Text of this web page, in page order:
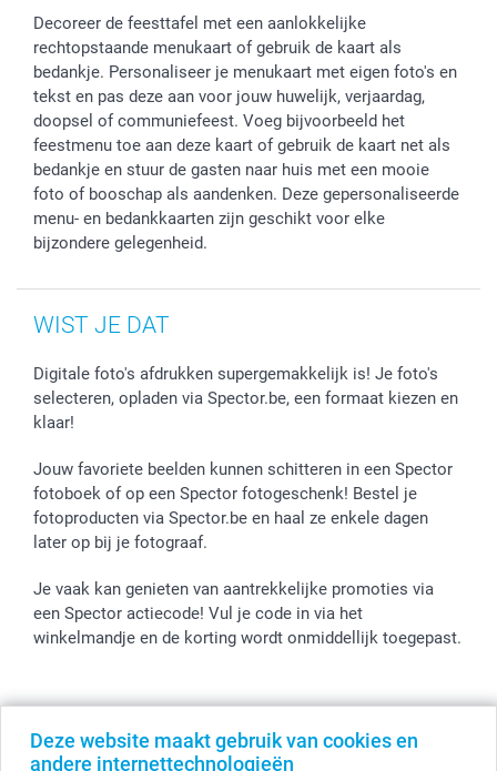
Deze website maakt gebruik van cookies en
andere internettechnologieën
Decoreer de feesttafel met een aanlokkelijke
rechtopstaande menukaart of gebruik de kaart als
bedankje. Personaliseer je menukaart met eigen foto's en
tekst en pas deze aan voor jouw huwelijk, verjaardag,
doopsel of communiefeest. Voeg bijvoorbeeld het
feestmenu toe aan deze kaart of gebruik de kaart net als
bedankje en stuur de gasten naar huis met een mooie
foto of booschap als aandenken. Deze gepersonaliseerde
menu- en bedankkaarten zijn geschikt voor elke
bijzondere gelegenheid.
WIST JE DAT
Digitale foto's afdrukken supergemakkelijk is! Je foto's
selecteren, opladen via Spector.be, een formaat kiezen en
klaar!
Jouw favoriete beelden kunnen schitteren in een Spector
fotoboek of op een Spector fotogeschenk! Bestel je
fotoproducten via Spector.be en haal ze enkele dagen
later op bij je fotograaf.
Je vaak kan genieten van aantrekkelijke promoties via
een Spector actiecode! Vul je code in via het
winkelmandje en de korting wordt onmiddellijk toegepast.
© smartphoto group. Alle rechten voorbehouden